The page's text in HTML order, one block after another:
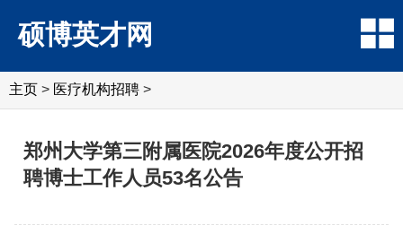
硕博英才网
主页 > 医疗机构招聘 >
郑州大学第三附属医院2026年度公开招
聘博士工作人员53名公告